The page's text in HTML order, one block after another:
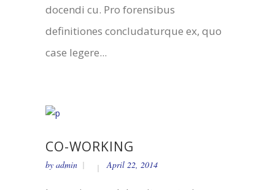
docendi cu. Pro forensibus
definitiones concludaturque ex, quo
case legere...
CO-WORKING
by admin April 22, 2014